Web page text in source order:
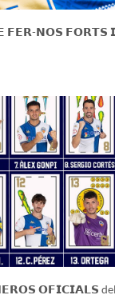
𝗙𝗘𝗥-𝗡𝗢𝗦 𝗙𝗢𝗥𝗧𝗦
𝗢𝗙𝗜𝗖𝗜𝗔𝗟𝗦 del